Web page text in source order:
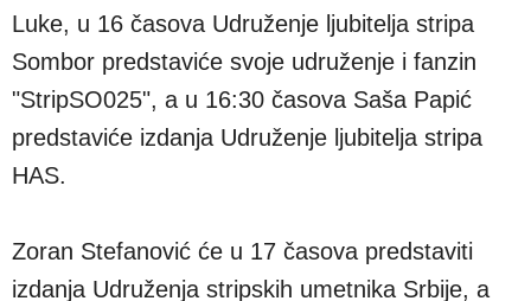
Luke, u 16 časova Udruženje ljubitelja stripa
Sombor predstaviće svoje udruženje i fanzin
"StripSO025", a u 16:30 časova Saša Papić
predstaviće izdanja Udruženje ljubitelja stripa
HAS.
Zoran Stefanović će u 17 časova predstaviti
izdanja Udruženja stripskih umetnika Srbije, a